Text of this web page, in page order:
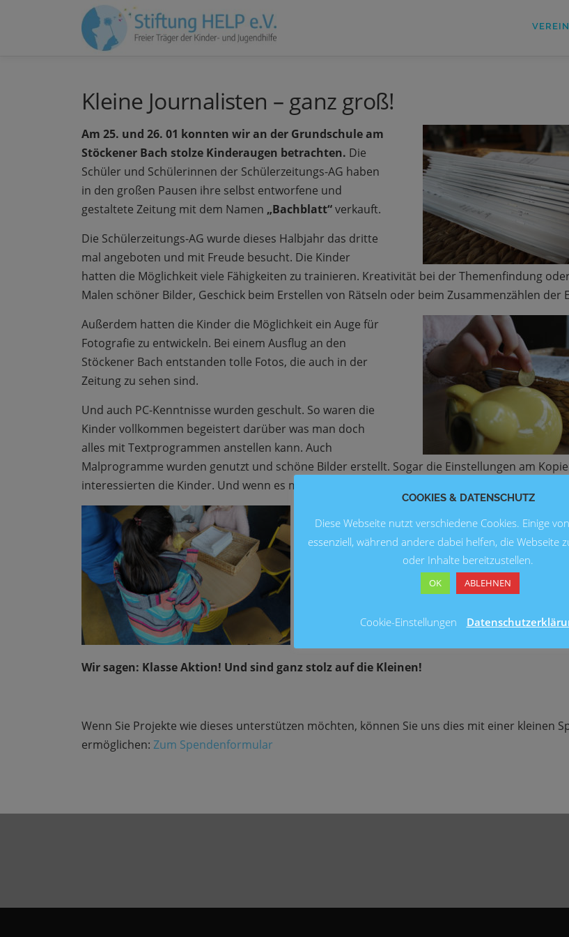
VEREIN
Kleine Journalisten – ganz groß!
Am 25. und 26. 01 konnten wir an der Grundschule am
Stöckener Bach stolze Kinderaugen betrachten. Die
Schüler und Schülerinnen der Schülerzeitungs-AG haben
in den großen Pausen ihre selbst entworfene und
gestaltete Zeitung mit dem Namen „Bachblatt“verkauft.
Die Schülerzeitungs-AG wurde dieses Halbjahr das dritte
mal angeboten und mit Freude besucht. Die Kinder
hatten die Möglichkeit viele Fähigkeiten zu trainieren. Kreativität bei der Themenfindung
Malen schöner Bilder, Geschick beim Erstellen von Rätseln oder beim Zusammenzählen der
Außerdem hatten die Kinder die Möglichkeit ein Auge für
Fotografie zu entwickeln. Bei einem Ausflug an den
Stöckener Bach entstanden tolle Fotos, die auch in der
Zeitung zu sehen sind.
Und auch PC-Kenntnisse wurden geschult. So waren die
Kinder vollkommen begeistert darüber was man doch
alles mit Textprogrammen anstellen kann. Auch
Malprogramme wurden genutzt und schöne Bilder erstellt. Sogar die Einstellungen am
interessierten die Kinder. Und wenn es mal Schwierigkeiten gab – dann half jeder jedem!
Die Zeitung wurde zu einem Preis von 50 Cent
verkauft und auch mit Freude angenommen.
Erlös dieser Aktion geht an den Förderverein
Wir sagen: Klasse Aktion! Und sind ganz stolz auf die Kleinen!
Wenn Sie Projekte wie dieses unterstützen möchten, können Sie uns dies mit einer kleinen
ermöglichen: Zum Spendenformular
COOKIES & DATENSCHUTZ
Diese Webseite nutzt verschiedene Cookies. Einige
essenziell, während andere dabei helfen, die Webseite
oder Inhalte bereitzustellen.
OK ABLEHNEN
Cookie-Einstellungen